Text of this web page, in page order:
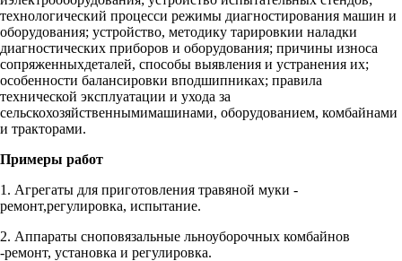
технологический процесси режимы диагностирования машин и
оборудования; устройство, методику тарировкии наладки
диагностических приборов и оборудования; причины износа
сопряженныхдеталей, способы выявления и устранения их;
особенности балансировки вподшипниках; правила
технической эксплуатации и ухода за
сельскохозяйственнымимашинами, оборудованием, комбайнами
и тракторами.
Примеры работ
1. Агрегаты для приготовления травяной муки -
ремонт,регулировка, испытание.
2. Аппараты сноповязальные льноуборочных комбайнов
-ремонт, установка и регулировка.